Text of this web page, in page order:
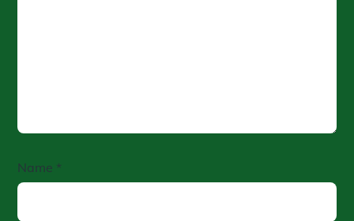
Name *